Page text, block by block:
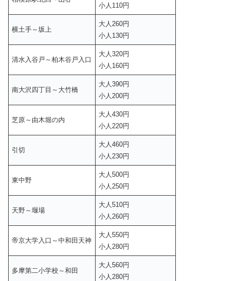
小人110円
横土手～坂上
大人260円
小人130円
清水入谷戸～柏木谷戸入口
大人320円
小人160円
南大沢四丁目～大竹橋
大人390円
小人200円
芝原～由木堀の内
大人430円
小人220円
引切
大人460円
小人230円
東中野
大人500円
小人250円
天野～堰場
大人510円
小人260円
帝京大学入口～中和田天神
大人550円
小人280円
多摩第二小学校～和田
大人560円
小人280円